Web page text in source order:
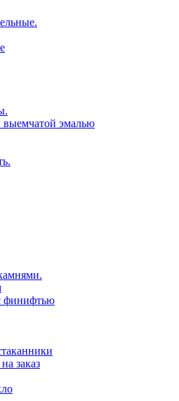
выемчатой эмалью
финифтью
заказ